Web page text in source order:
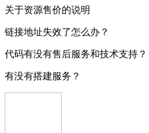
关于资源售价的说明
链接地址失效了怎么办？
代码有没有售后服务和技术支持？
有没有搭建服务？